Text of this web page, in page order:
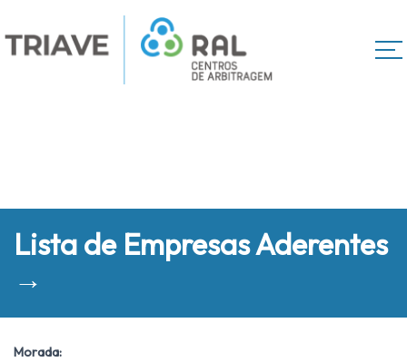
Lista de Empresas Aderentes
→
Morada: